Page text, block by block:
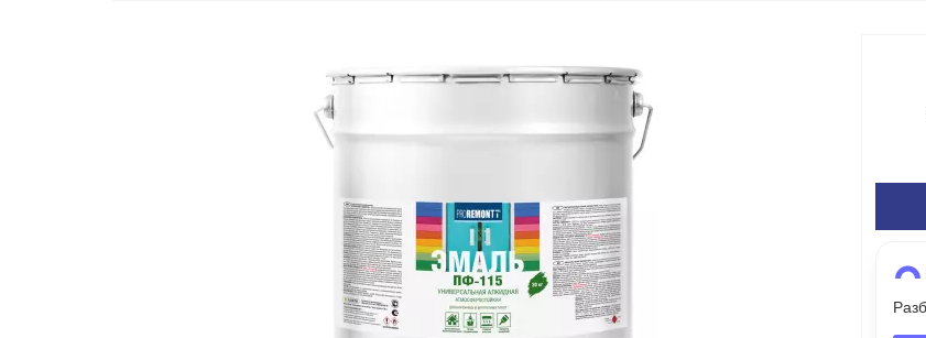
оплату
на частибез переплат
График платежей
Сегодня
25